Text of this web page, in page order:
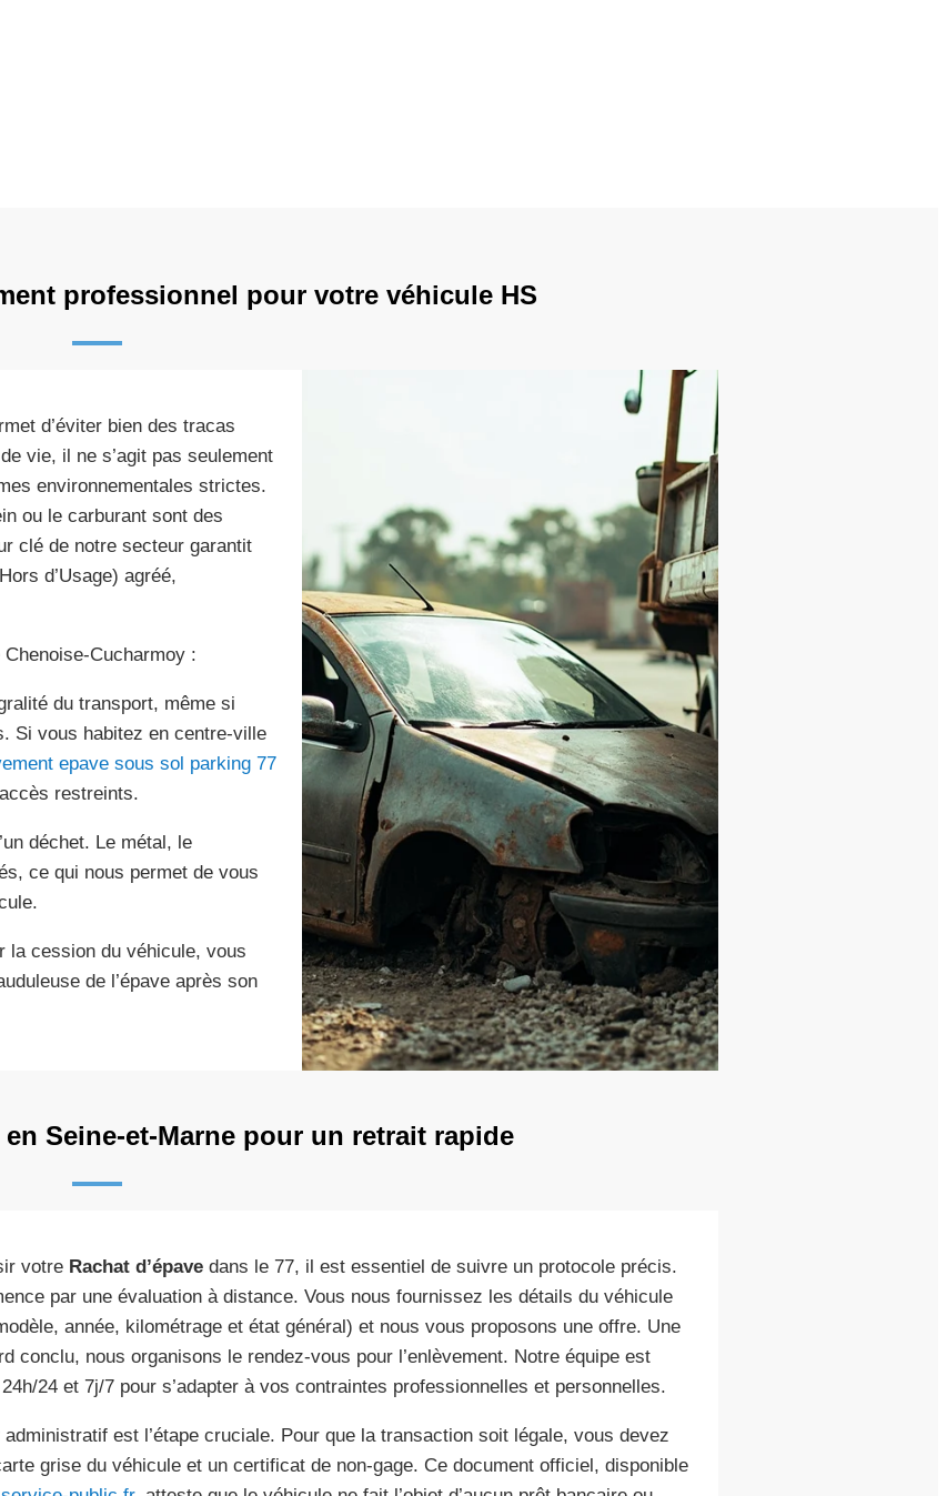
professionnel pour votre véhicule HS
d’éviter bien des tracas
vie, il ne s’agit pas seulement
environnementales strictes.
ou le carburant sont des
clé de notre secteur garantit
d’Usage) agréé,
Cucharmoy :
du transport, même si
Si vous habitez en centre-ville
epave sous sol parking 77
restreints.
déchet. Le métal, le
ce qui nous permet de vous
la cession du véhicule, vous
de l’épave après son
Seine-et-Marne pour un retrait rapide
votre Rachat d’épavedans le 77, il est essentiel de suivre un protocole précis.
par une évaluation à distance. Vous nous fournissez les détails du véhicule
année, kilométrage et état général) et nous vous proposons une offre. Une
conclu, nous organisons le rendez-vous pour l’enlèvement. Notre équipe est
24 et 7j/7 pour s’adapter à vos contraintes professionnelles et personnelles.
administratif est l’étape cruciale. Pour que la transaction soit légale, vous devez
grise du véhicule et un certificat de non-gage. Ce document officiel, disponible